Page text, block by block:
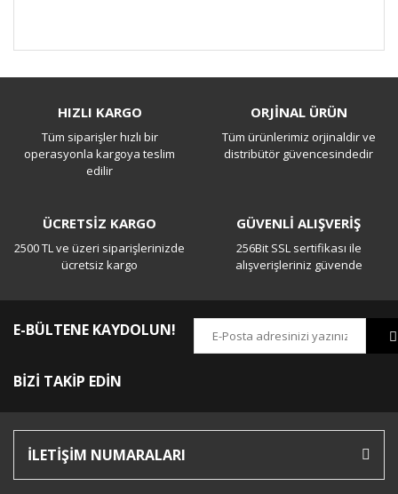
Yorum Yaz
HIZLI KARGO
Tüm siparişler hızlı bir
operasyonla kargoya teslim
edilir
ORJİNAL ÜRÜN
Tüm ürünlerimiz orjinaldir ve
distribütör güvencesindedir
ÜCRETSİZ KARGO
2500 TL ve üzeri siparişlerinizde
ücretsiz kargo
GÜVENLİ ALIŞVERİŞ
256Bit SSL sertifikası ile
alışverişleriniz güvende
E-BÜLTENE KAYDOLUN!
BİZİ TAKİP EDİN
İLETİŞİM NUMARALARI